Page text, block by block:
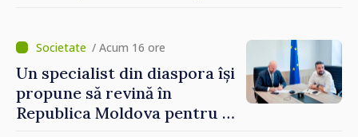
/ Acum 16 ore
Un specialist din diaspora își
propune să revină în
Republica Moldova pentru a